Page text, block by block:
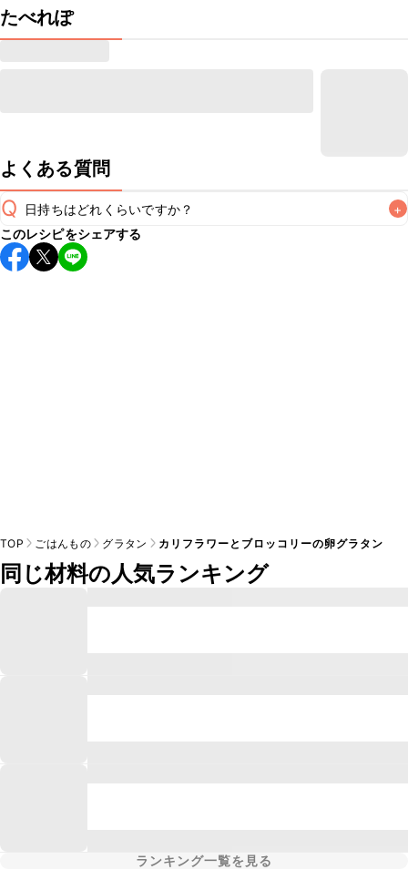
たべれぽ
よくある質問
Q 日持ちはどれくらいですか？ +
保存期間は冷蔵で当日中が目安です。なるべくお早めにお召
し上がりください。
このレシピをシェアする
TOP ごはんもの グラタン カリフラワーとブロッコリーの卵グラタン
同じ材料の人気ランキング
ランキング一覧を見る